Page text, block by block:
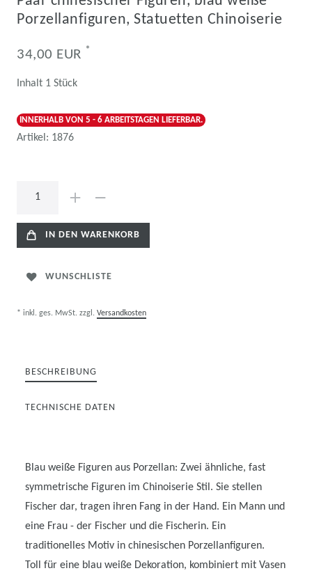
Porzellanfiguren, Statuetten Chinoiserie
34,00 EUR *
Inhalt 1 Stück
INNERHALB VON 5 - 6 ARBEITSTAGEN LIEFERBAR.
Artikel: 1876
IN DEN WARENKORB
WUNSCHLISTE
* inkl. ges. MwSt. zzgl. Versandkosten
BESCHREIBUNG
TECHNISCHE DATEN
Blau weiße Figuren aus Porzellan: Zwei ähnliche, fast
symmetrische Figuren im Chinoiserie Stil. Sie stellen
Fischer dar, tragen ihren Fang in der Hand. Ein Mann und
eine Frau - der Fischer und die Fischerin. Ein
traditionelles Motiv in chinesischen Porzellanfiguren.
Toll für eine blau weiße Dekoration, kombiniert mit Vasen